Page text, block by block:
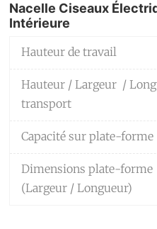
Nacelle Ciseaux
Intérieure
Hauteur de travail
Hauteur / Largeur /
transport
Capacité sur plate-forme
Dimensions plate-forme
(Largeur / Longueur)